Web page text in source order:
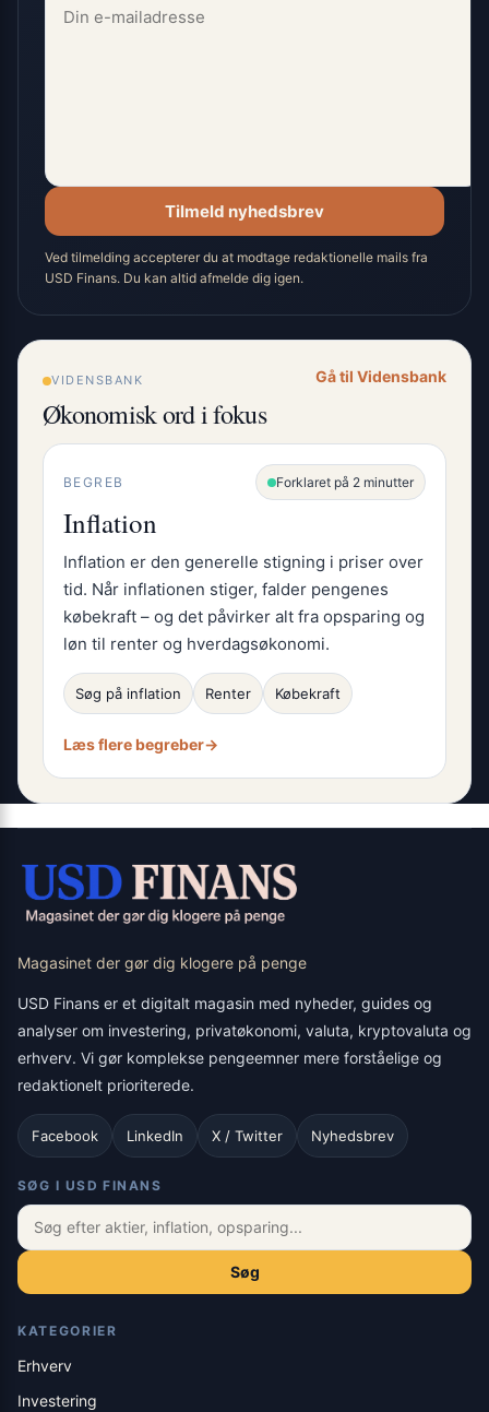
Tilmeld nyhedsbrev
Ved tilmelding accepterer du at modtage redaktionelle mails fra
USD Finans. Du kan altid afmelde dig igen.
VIDENSBANK
Økonomisk ord i fokus
Gå til Vidensbank
BEGREB Forklaret på 2 minutter
Inflation
Inflation er den generelle stigning i priser over
tid. Når inflationen stiger, falder pengenes
købekraft – og det påvirker alt fra opsparing og
løn til renter og hverdagsøkonomi.
Søg på inflation Renter Købekraft
Læs flere begreber→
Magasinet der gør dig klogere på penge
USD Finans er et digitalt magasin med nyheder, guides og
analyser om investering, privatøkonomi, valuta, kryptovaluta og
erhverv. Vi gør komplekse pengeemner mere forståelige og
redaktionelt prioriterede.
Facebook LinkedIn X / Twitter Nyhedsbrev
SØG I USD FINANS
Søg
KATEGORIER
Erhverv
Investering